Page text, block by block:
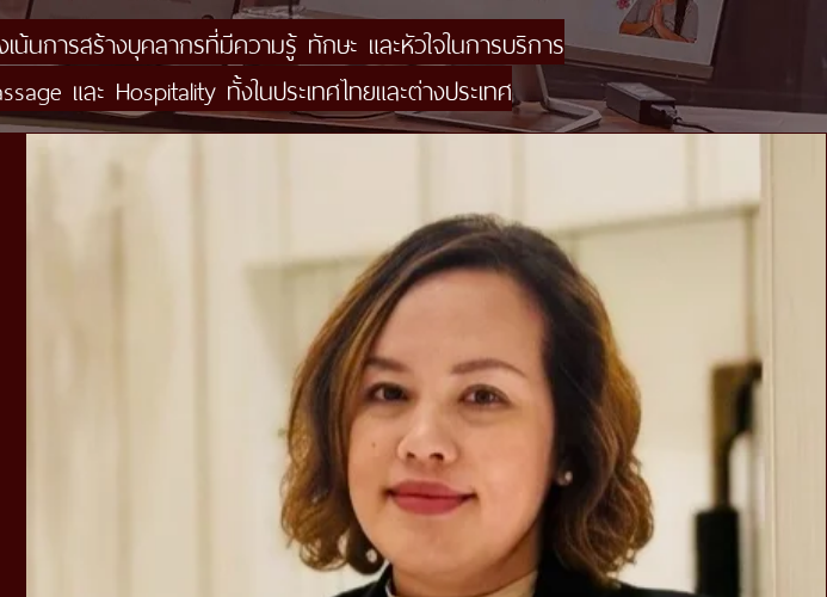
การสร้างบุคลากรที่มีความรู้ ทักษะ และหัวใจในการบริการ
และ Hospitality ทั้งในประเทศไทยและต่างประเทศ